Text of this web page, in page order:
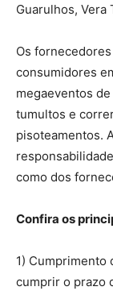
Guarulhos, Vera
Os
consumidores
megaeventos
tumultos e
pisoteamentos.
como dos
Confira os
1) Cumprimento
cumprir o prazo